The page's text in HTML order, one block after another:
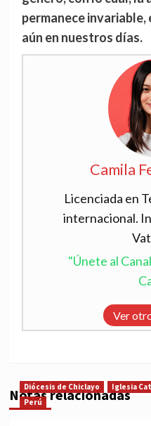
permanece invariable,
aún en nuestros días.
Camila
Licenciada en
internacional.
"Únete al
Ver
Notas relacionadas
Diócesis de Chiclayo Iglesia
Perú